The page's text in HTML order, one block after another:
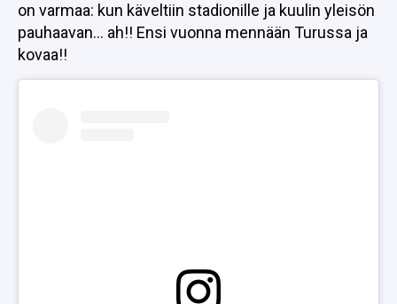
on varmaa: kun käveltiin stadionille ja kuulin yleisön
pauhaavan… ah!! Ensi vuonna mennään Turussa ja
kovaa!!